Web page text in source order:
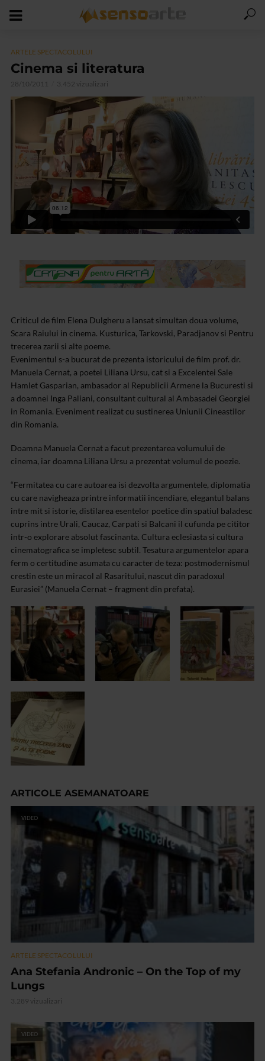
ARTELE SPECTACOLULUI
Cinema si literatura
28/10/2011 3.452 vizualizari
Criticul de film Elena Dulgheru a lansat simultan doua volume,
Scara Raiului in cinema. Kusturica, Tarkovski, Paradjanov si Pentru
trecerea zarii si alte poeme.
Evenimentul s-a bucurat de prezenta istoricului de film prof. dr.
Manuela Cernat, a poetei Liliana Ursu, cat si a Excelentei Sale
Hamlet Gasparian, ambasador al Republicii Armene la Bucuresti si
a doamnei Inga Paliani, consultant cultural al Ambasadei Georgiei
in Romania. Eveniment realizat cu sustinerea Uniunii Cineastilor
din Romania.
Doamna Manuela Cernat a facut prezentarea volumului de
cinema, iar doamna Liliana Ursu a prezentat volumul de poezie.
“Fermitatea cu care autoarea isi dezvolta argumentele, diplomatia
cu care navigheaza printre informatii incendiare, elegantul balans
intre mit si istorie, distilarea esentelor poetice din spatiul baladesc
cuprins intre Urali, Caucaz, Carpati si Balcani il cufunda pe cititor
intr-o explorare absolut fascinanta. Cultura eclesiasta si cultura
cinematografica se impletesc subtil. Tesatura argumentelor apara
ferm o certitudine asumata cu caracter de teza: postmodernismul
crestin este un miracol al Rasaritului, nascut din paradoxul
Eurasiei” (Manuela Cernat – fragment din prefata).
ARTICOLE ASEMANATOARE
VIDEO
ARTELE SPECTACOLULUI
Ana Stefania Andronic – On the Top of my
Lungs
3.289 vizualizari
VIDEO